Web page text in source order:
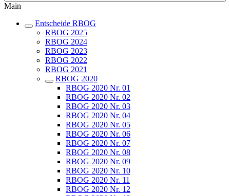
Main
Entscheide RBOG
RBOG 2025
RBOG 2024
RBOG 2023
RBOG 2022
RBOG 2021
RBOG 2020
RBOG 2020 Nr. 01
RBOG 2020 Nr. 02
RBOG 2020 Nr. 03
RBOG 2020 Nr. 04
RBOG 2020 Nr. 05
RBOG 2020 Nr. 06
RBOG 2020 Nr. 07
RBOG 2020 Nr. 08
RBOG 2020 Nr. 09
RBOG 2020 Nr. 10
RBOG 2020 Nr. 11
RBOG 2020 Nr. 12